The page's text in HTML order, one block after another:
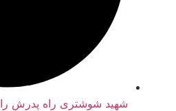
شهید شوشتری راه پدرش را به خوبی